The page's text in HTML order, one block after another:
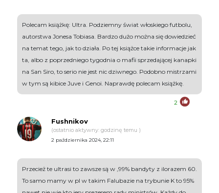
Polecam książkę: Ultra. Podziemny świat włoskiego futbolu,
autorstwa Jonesa Tobiasa. Bardzo dużo można się dowiedzieć
na temat tego, jak to działa. Po tej książce takie informacje jak
ta, albo z poprzedniego tygodnia o mafii sprzedającej kanapki
na San Siro, to serio nie jest nic dziwnego. Podobno mistrzami
w tym są kibice Juve i Genoi. Naprawdę polecam książkę.
2
Fushnikov
(ostatnio aktywny: godzinę temu )
2 października 2024, 22:11
Przecież te ultrasi to zawsze są w ,99% bandyty z ilorazem 60.
To samo mamy w pl w takim Falubazie na trybunie K to 95%